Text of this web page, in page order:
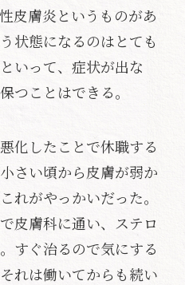
皮膚炎というものがあ
状態になるのはとても
いって、症状が出な
つことはできる。
化したことで休職する
さい頃から皮膚が弱か
れがやっかいだった。
皮膚科に通い、ステロ
すぐ治るので気にする
れは働いてからも続い